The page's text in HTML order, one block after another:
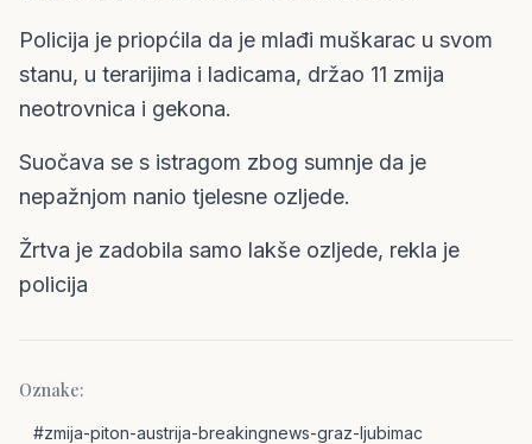
Policija je priopćila da je mlađi muškarac u svom
stanu, u terarijima i ladicama, držao 11 zmija
neotrovnica i gekona.
Suočava se s istragom zbog sumnje da je
nepažnjom nanio tjelesne ozljede.
Žrtva je zadobila samo lakše ozljede, rekla je
policija
Oznake:
#zmija-piton-austrija-breakingnews-graz-ljubimac